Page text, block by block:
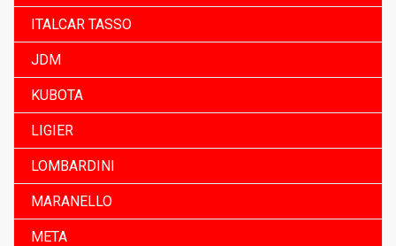
ITALCAR TASSO
JDM
KUBOTA
LIGIER
LOMBARDINI
MARANELLO
META